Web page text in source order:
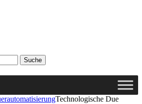
Technologische Due